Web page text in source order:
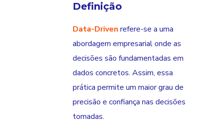
Definição
Data-Driven refere-se a uma
abordagem empresarial onde as
decisões são fundamentadas em
dados concretos. Assim, essa
prática permite um maior grau de
precisão e confiança nas decisões
tomadas.